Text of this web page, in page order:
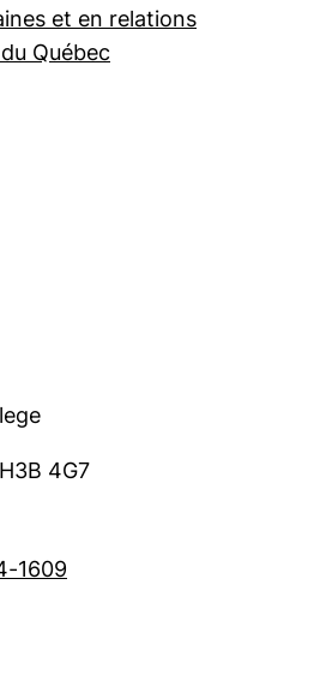
et en relations
Québec
4G7
1609